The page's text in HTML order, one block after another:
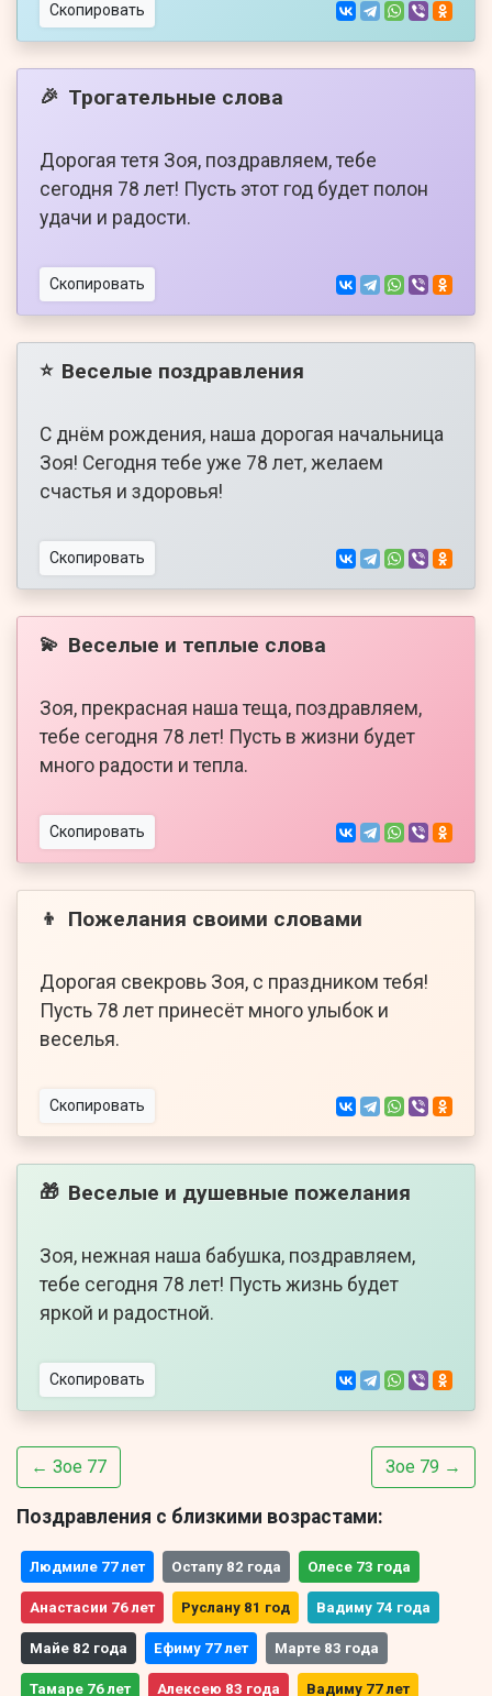
Скопировать
🎉 Трогательные слова
Дорогая тетя Зоя, поздравляем, тебе
сегодня 78 лет! Пусть этот год будет полон
удачи и радости.
Скопировать
⭐ Веселые поздравления
С днём рождения, наша дорогая начальница
Зоя! Сегодня тебе уже 78 лет, желаем
счастья и здоровья!
Скопировать
💫 Веселые и теплые слова
Зоя, прекрасная наша теща, поздравляем,
тебе сегодня 78 лет! Пусть в жизни будет
много радости и тепла.
Скопировать
👦 Пожелания своими словами
Дорогая свекровь Зоя, с праздником тебя!
Пусть 78 лет принесёт много улыбок и
веселья.
Скопировать
🎁 Веселые и душевные пожелания
Зоя, нежная наша бабушка, поздравляем,
тебе сегодня 78 лет! Пусть жизнь будет
яркой и радостной.
Скопировать
← Зое 77 Зое 79 →
Поздравления с близкими возрастами:
Людмиле 77 лет Остапу 82 года Олесе 73 года
Анастасии 76 лет Руслану 81 год Вадиму 74 года
Майе 82 года Ефиму 77 лет Марте 83 года
Тамаре 76 лет Алексею 83 года Вадиму 77 лет